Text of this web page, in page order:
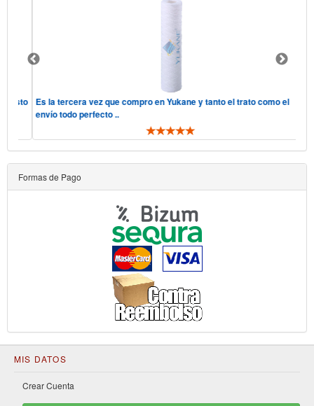
justo
Es la tercera vez que compro en Yukane y tanto el trato como el
envío todo perfecto ..
Formas de Pago
MIS DATOS
Crear Cuenta